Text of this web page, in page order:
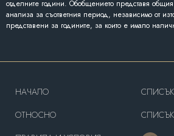
отделните години. Обобщението представя
анализа за съответния период, независимо от
представени за годините, за които е имало
HAЧАЛО
OТНОСНО